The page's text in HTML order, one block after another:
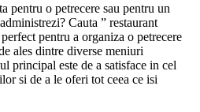
pentru o petrecere sau pentru un
Cauta ” restaurant
pentru a organiza o petrecere
ales dintre diverse meniuri
principal este de a satisface in cel
si de a le oferi tot ceea ce isi